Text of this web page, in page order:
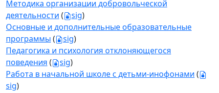
Методика организации добровольческой
деятельности ( sig)
Основные и дополнительные образовательные
программы ( sig)
Педагогика и психология отклоняющегося
поведения ( sig)
Работа в начальной школе с детьми-инофонами (
sig)